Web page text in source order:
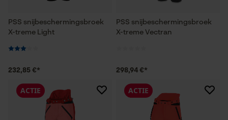
PSS snijbeschermingsbroek
X-treme Light
232,85 €*
PSS snijbeschermingsbroek
X-treme Vectran
298,94 €*
ACTIE ACTIE